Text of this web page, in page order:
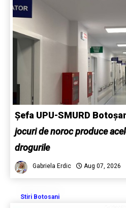
Șefa UPU-SMURD
jocuri de noroc produce
drogurile
Gabriela Erdic Aug 07, 2026
Stiri Botosani